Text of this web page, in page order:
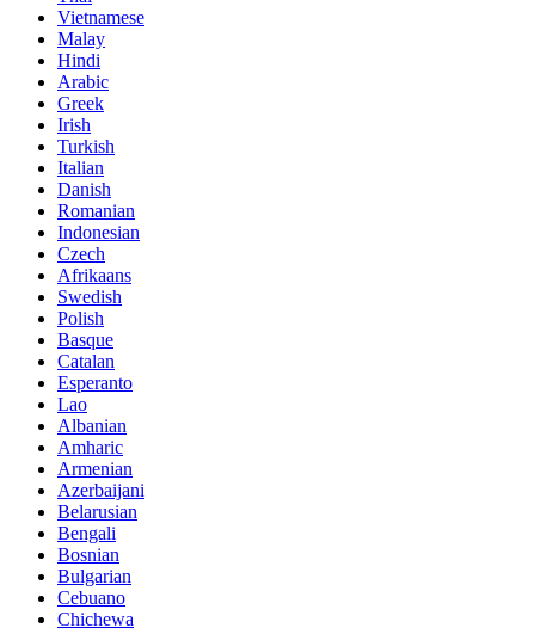
Vietnamese
Malay
Hindi
Arabic
Greek
Irish
Turkish
Italian
Danish
Romanian
Indonesian
Czech
Afrikaans
Swedish
Polish
Basque
Catalan
Esperanto
Lao
Albanian
Amharic
Armenian
Azerbaijani
Belarusian
Bengali
Bosnian
Bulgarian
Cebuano
Chichewa